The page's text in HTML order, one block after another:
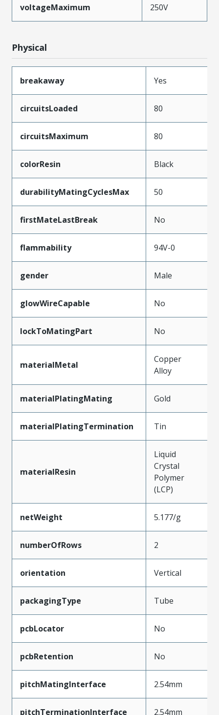
voltageMaximum 250V
Physical
breakaway Yes
circuitsLoaded 80
circuitsMaximum 80
colorResin Black
durabilityMatingCyclesMax 50
firstMateLastBreak No
flammability 94V-0
gender Male
glowWireCapable No
lockToMatingPart No
materialMetal
Copper
Alloy
materialPlatingMating Gold
materialPlatingTermination Tin
materialResin
Liquid
Crystal
Polymer
(LCP)
netWeight 5.177/g
numberOfRows 2
orientation Vertical
packagingType Tube
pcbLocator No
pcbRetention No
pitchMatingInterface 2.54mm
pitchTerminationInterface 2.54mm